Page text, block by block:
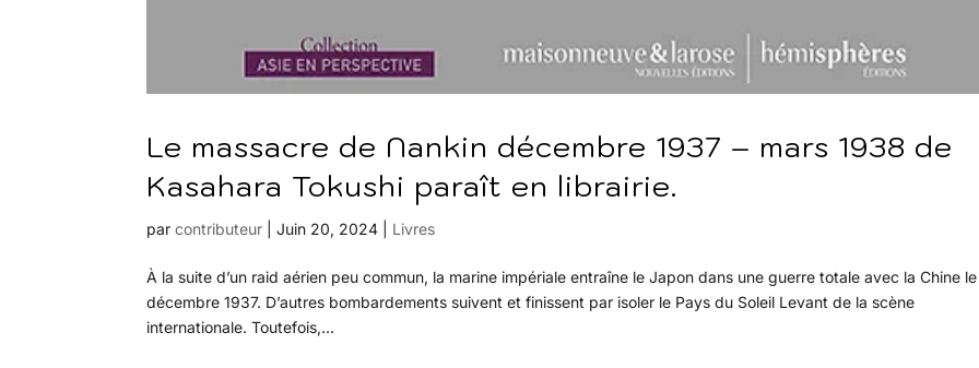
Le massacre de Nankin décembre 1937 – mars 1938 de
Kasahara Tokushi paraît en librairie.
parcontributeur |Juin 20, 2024 Livres
À la suite d’un raid aérien peu commun, la marine impériale entraîne le Japon dans une guerre totale avec la Chine
décembre 1937. D’autres bombardements suivent et finissent par isoler le Pays du Soleil Levant de la scène
internationale. Toutefois,...